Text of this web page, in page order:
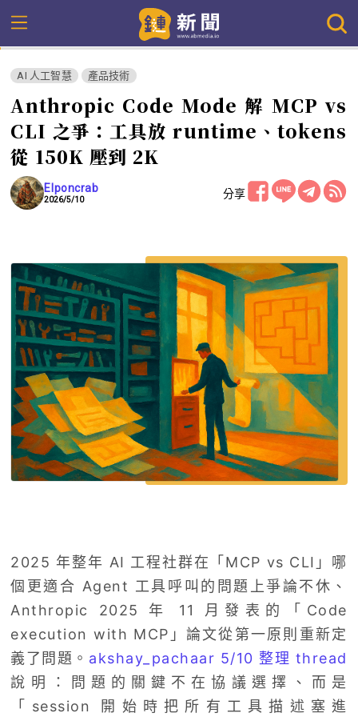
AI 人工智慧 產品技術
Anthropic Code Mode 解 MCP vs
CLI 之爭：工具放 runtime、tokens
從 150K 壓到 2K
Elponcrab
2026/5/10 分享
2025 年整年 AI 工程社群在「MCP vs CLI」哪
個更適合 Agent 工具呼叫的問題上爭論不休、
Anthropic 2025 年 11 月發表的「Code
execution with MCP」論文從第一原則重新定
義了問題。 akshay_pachaar 5/10 整理 thread
說明：問題的關鍵不在協議選擇、而是
「session 開始時把所有工具描述塞進